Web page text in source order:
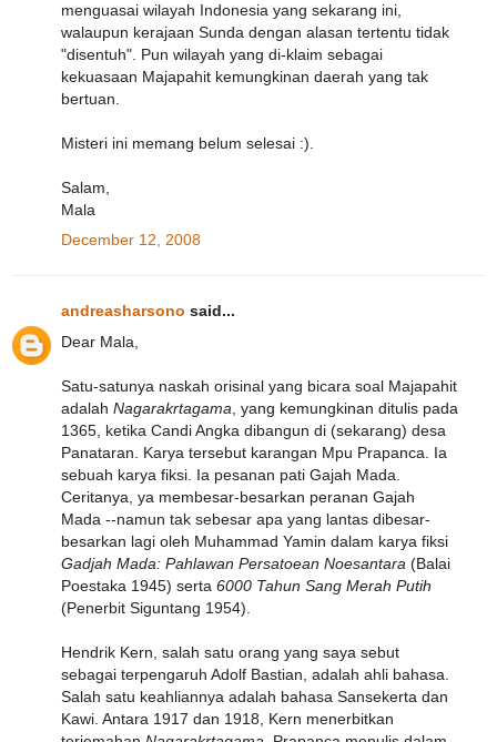
menguasai wilayah Indonesia yang sekarang ini,
walaupun kerajaan Sunda dengan alasan tertentu tidak
"disentuh". Pun wilayah yang di-klaim sebagai
kekuasaan Majapahit kemungkinan daerah yang tak
bertuan.
Misteri ini memang belum selesai :).
Salam,
Mala
December 12, 2008
andreasharsono said...
Dear Mala,
Satu-satunya naskah orisinal yang bicara soal Majapahit
adalah Nagarakrtagama , yang kemungkinan ditulis pada
1365, ketika Candi Angka dibangun di (sekarang) desa
Panataran. Karya tersebut karangan Mpu Prapanca. Ia
sebuah karya fiksi. Ia pesanan pati Gajah Mada.
Ceritanya, ya membesar-besarkan peranan Gajah
Mada --namun tak sebesar apa yang lantas dibesar-
besarkan lagi oleh Muhammad Yamin dalam karya fiksi
Gadjah Mada: Pahlawan Persatoean Noesantara (Balai
Poestaka 1945) serta 6000 Tahun Sang Merah Putih
(Penerbit Siguntang 1954).
Hendrik Kern, salah satu orang yang saya sebut
sebagai terpengaruh Adolf Bastian, adalah ahli bahasa.
Salah satu keahliannya adalah bahasa Sansekerta dan
Kawi. Antara 1917 dan 1918, Kern menerbitkan